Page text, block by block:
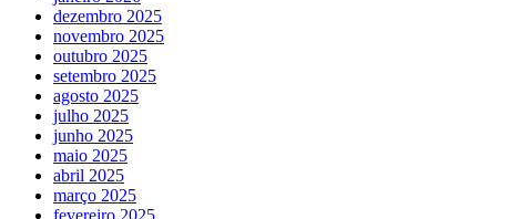
dezembro 2025
novembro 2025
outubro 2025
setembro 2025
agosto 2025
julho 2025
junho 2025
maio 2025
abril 2025
março 2025